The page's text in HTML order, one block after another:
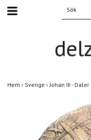
Hem › Sverige ›Johan III -